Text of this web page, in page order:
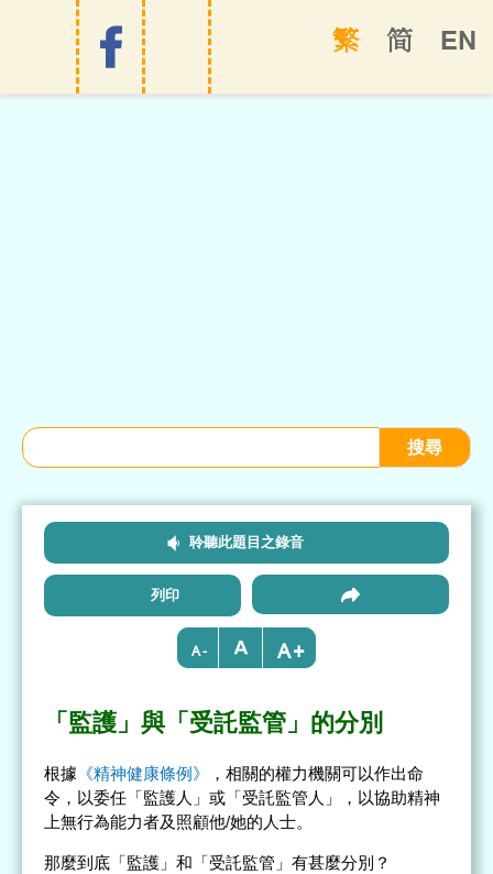
EN
简
繁
聆聽此題目之錄音
列印
- +
「監護」與「受託監管」的分別
根據 《精神健康條例》
，相關的權力機關可以作出命
令，以委任「監護人」或「受託監管人」，以協助精神
上無行為能力者及照顧他/她的人士。
那麼到底「監護」和「受託監管」有甚麼分別？